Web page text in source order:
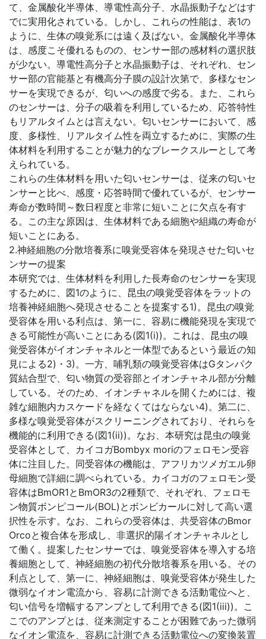
て、金属酸化半導体、導電性高分子、水晶振動子などはす
でに実用化されている。しかし、これらの性能は、表1の
ように、生体の嗅覚系には遠く及ばない。金属酸化半導体
は、感度こそ優れるものの、センサー部の感材料の選択肢
が少ない。導電性高分子と水晶振動子は、それぞれ、セン
サー部の官能基と有機高分子膜の設計次第で、多様なセン
サーを実現できるが、匂いへの感度で劣る。また、これら
のセンサーは、分子の吸着を利用しているため、応答特性
もリアルタイムとは言えない。匂いセンサーにおいて、感
度、多様性、リアルタイム性を両立するために、実際の生
体材料を利用することが魅力的なブレークスルーとして考
えられている。
これらの生体材料を用いた匂いセンサーは、従来の匂いセ
ンサーと比べ、感度・応答時間で優れているが、センサー
寿命が数時間～数日程度と非常に短いことに欠点を有す
る。この主な原因は、生体材料である細胞や組織の寿命が
短いことにある。
2.神経細胞の分散培養系に嗅覚受容体を発現させた匂いセ
ンサーの提案
本研究では、生体材料を利用した長寿命のセンサーを実現
するために、図1のように、昆虫の嗅覚受容体をラットの
培養神経細胞へ発現させることを提案する1)。昆虫の嗅覚
受容体を用いる利点は、第一に、容易に機能発現を実現で
きる可能性が高いことにある(図1(i))。これは、昆虫の嗅
覚受容体がイオンチャネルと一体型であるという最近の知
見による2)・3)。一方、哺乳類の嗅覚受容体はGタンパク
質結合型で、匂い物質の受容部とイオンチャネル部が分離
している。そのため、イオンチャネルを開くためには、複
雑な細胞内カスケードを経なくてはならない4)。第二に、
多様な嗅覚受容体がスクリーニングされており、それらを
機能的に利用できる(図1(ii))。なお、本研究は昆虫の嗅覚
受容体として、カイコガBombyx moriのフェロモン受容
体に注目した。同受容体の機能は、アフリカツメガエル卵
母細胞で詳細に調べられている。カイコガのフェロモン受
容体はBmOR1とBmOR3の2種類で、それぞれ、フェロモ
ン物質ボンピコール(BOL)とボンビカールに対して高い選
択性を示す。なお、これらの受容体は、共受容体のBmor
Orcoと複合体を形成し、非選択的陽イオンチャネルとし
て働く。提案したセンサーでは、嗅覚受容体を導入する培
養細胞として、神経細胞の初代分散培養系を用いる。その
利点として、第一に、神経細胞は、嗅覚受容体が発生した
微弱なイオン電流から、容易に計測できる活動電位へと、
匂い信号を増幅するアンプとして利用できる(図1(iii))。こ
こでのアンプとは、従来測定することが困難であった微弱
なイオン電流を、容易に計測できる活動電位への変換装置